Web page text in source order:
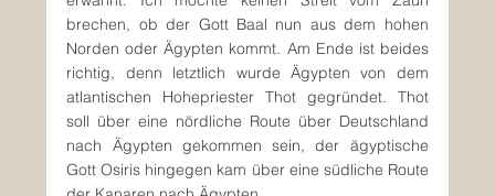
brechen, ob der Gott Baal nun aus dem hohen
Norden oder Ägypten kommt. Am Ende ist beides
richtig, denn letztlich wurde Ägypten von dem
atlantischen Hohepriester Thot gegründet. Thot
soll über eine nördliche Route über Deutschland
nach Ägypten gekommen sein, der ägyptische
Gott Osiris hingegen kam über eine südliche Route